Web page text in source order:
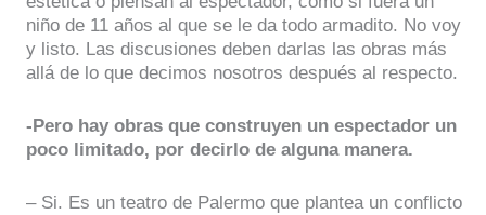
niño de 11 años al que se le da todo armadito. No voy
y listo. Las discusiones deben darlas las obras más
allá de lo que decimos nosotros después al respecto.
-Pero hay obras que construyen un espectador un
poco limitado, por decirlo de alguna manera.
– Si. Es un teatro de Palermo que plantea un conflicto